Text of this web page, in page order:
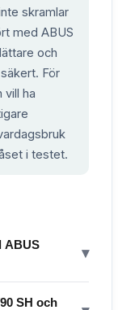
skramlar
med ABUS
och
För
vill ha
i testet.
ABUS
▾
SH och